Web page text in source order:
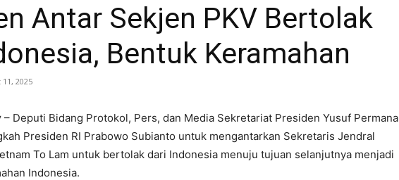
Antar Sekjen PKV Bertolak
Bentuk Keramahan
2025
– Deputi Bidang Protokol, Pers, dan Media Sekretariat Presiden Yusuf Permana
Presiden RI Prabowo Subianto untuk mengantarkan Sekretaris Jendral
To Lam untuk bertolak dari Indonesia menuju tujuan selanjutnya menjadi
Indonesia.